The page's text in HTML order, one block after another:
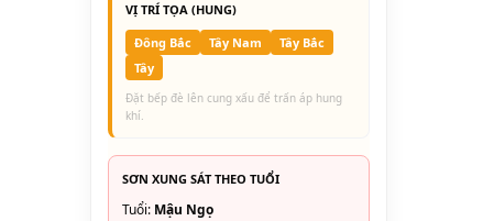
VỊ TRÍ TỌA (HUNG)
Đông Bắc
Tây Nam
Tây Bắc
Tây
Đặt bếp đè lên cung xấu để trấn áp hung
khí.
SƠN XUNG SÁT THEO TUỔI
Tuổi: Mậu Ngọ